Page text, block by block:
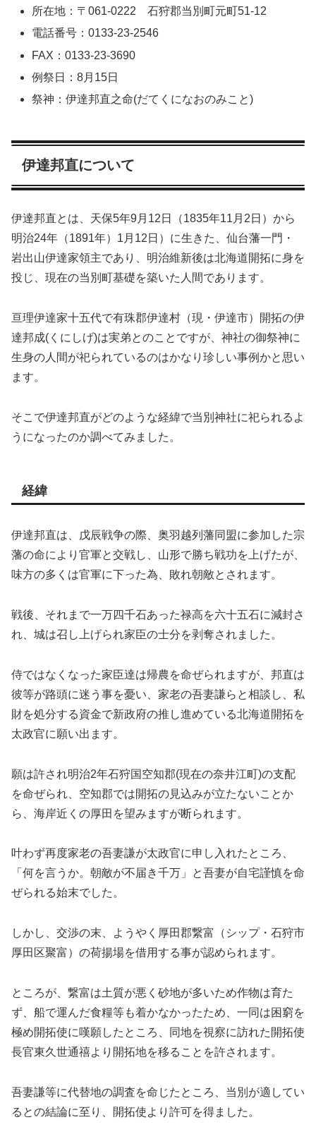
所在地：〒061-0222 石狩郡当別町元町51-12
電話番号：0133-23-2546
FAX：0133-23-3690
例祭日：8月15日
祭神：伊達邦直之命(だてくになおのみこと)
伊達邦直について
伊達邦直とは、天保5年9月12日（1835年11月2日）から
明治24年（1891年）1月12日）に生きた、仙台藩一門・
岩出山伊達家領主であり、明治維新後は北海道開拓に身を
投じ、現在の当別町基礎を築いた人間であります。
亘理伊達家十五代で有珠郡伊達村（現・伊達市）開拓の伊
達邦成(くにしげ)は実弟とのことですが、神社の御祭神に
生身の人間が祀られているのはかなり珍しい事例かと思い
ます。
そこで伊達邦直がどのような経緯で当別神社に祀られるよ
うになったのか調べてみました。
経緯
伊達邦直は、戊辰戦争の際、奥羽越列藩同盟に参加した宗
藩の命により官軍と交戦し、山形で勝ち戦功を上げたが、
味方の多くは官軍に下った為、敗れ朝敵とされます。
戦後、それまで一万四千石あった禄高を六十五石に減封さ
れ、城は召し上げられ家臣の士分を剥奪されました。
侍ではなくなった家臣達は帰農を命ぜられますが、邦直は
彼等が路頭に迷う事を憂い、家老の吾妻謙らと相談し、私
財を処分する資金で新政府の推し進めている北海道開拓を
太政官に願い出ます。
願は許され明治2年石狩国空知郡(現在の奈井江町)の支配
を命ぜられ、空知郡では開拓の見込みが立たないことか
ら、海岸近くの厚田を望みますが断られます。
叶わず再度家老の吾妻謙が太政官に申し入れたところ、
「何を言うか。朝敵が不届き千万」と吾妻が自宅謹慎を命
ぜられる始末でした。
しかし、交渉の末、ようやく厚田郡繋富（シップ・石狩市
厚田区聚富）の荷揚場を借用する事が認められます。
ところが、繋富は土質が悪く砂地が多いため作物は育た
ず、船で運んだ食糧等も着かなかったため、一同は困窮を
極め開拓使に嘆願したところ、同地を視察に訪れた開拓使
長官東久世通禧より開拓地を移ることを許されます。
吾妻謙等に代替地の調査を命じたところ、当別が適してい
るとの結論に至り、開拓使より許可を得ました。